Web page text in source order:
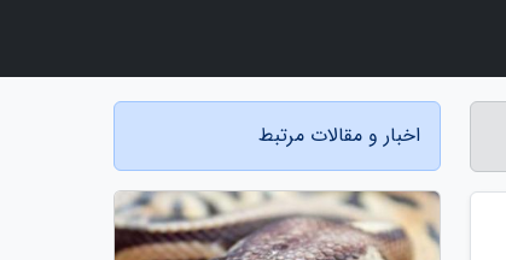
اخبار و مقالات مرتبط